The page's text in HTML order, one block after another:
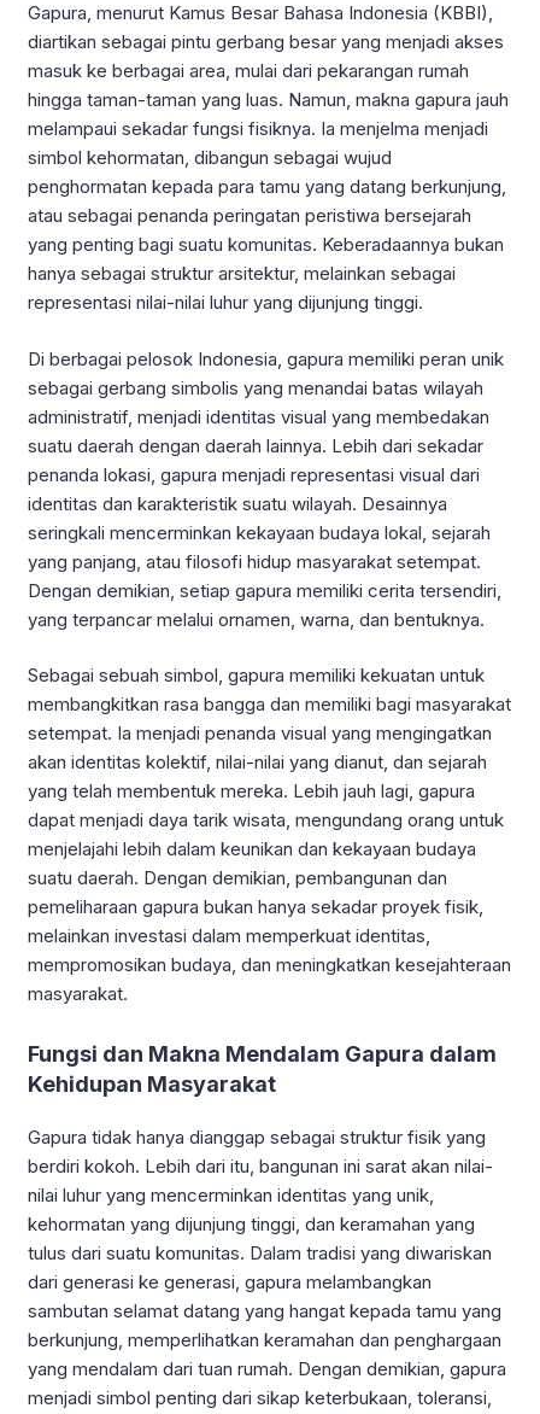
Gapura, menurut Kamus Besar Bahasa Indonesia (KBBI),
diartikan sebagai pintu gerbang besar yang menjadi akses
masuk ke berbagai area, mulai dari pekarangan rumah
hingga taman-taman yang luas. Namun, makna gapura jauh
melampaui sekadar fungsi fisiknya. Ia menjelma menjadi
simbol kehormatan, dibangun sebagai wujud
penghormatan kepada para tamu yang datang berkunjung,
atau sebagai penanda peringatan peristiwa bersejarah
yang penting bagi suatu komunitas. Keberadaannya bukan
hanya sebagai struktur arsitektur, melainkan sebagai
representasi nilai-nilai luhur yang dijunjung tinggi.
Di berbagai pelosok Indonesia, gapura memiliki peran unik
sebagai gerbang simbolis yang menandai batas wilayah
administratif, menjadi identitas visual yang membedakan
suatu daerah dengan daerah lainnya. Lebih dari sekadar
penanda lokasi, gapura menjadi representasi visual dari
identitas dan karakteristik suatu wilayah. Desainnya
seringkali mencerminkan kekayaan budaya lokal, sejarah
yang panjang, atau filosofi hidup masyarakat setempat.
Dengan demikian, setiap gapura memiliki cerita tersendiri,
yang terpancar melalui ornamen, warna, dan bentuknya.
Sebagai sebuah simbol, gapura memiliki kekuatan untuk
membangkitkan rasa bangga dan memiliki bagi masyarakat
setempat. Ia menjadi penanda visual yang mengingatkan
akan identitas kolektif, nilai-nilai yang dianut, dan sejarah
yang telah membentuk mereka. Lebih jauh lagi, gapura
dapat menjadi daya tarik wisata, mengundang orang untuk
menjelajahi lebih dalam keunikan dan kekayaan budaya
suatu daerah. Dengan demikian, pembangunan dan
pemeliharaan gapura bukan hanya sekadar proyek fisik,
melainkan investasi dalam memperkuat identitas,
mempromosikan budaya, dan meningkatkan kesejahteraan
masyarakat.
Fungsi dan Makna Mendalam Gapura dalam
Kehidupan Masyarakat
Gapura tidak hanya dianggap sebagai struktur fisik yang
berdiri kokoh. Lebih dari itu, bangunan ini sarat akan nilai-
nilai luhur yang mencerminkan identitas yang unik,
kehormatan yang dijunjung tinggi, dan keramahan yang
tulus dari suatu komunitas. Dalam tradisi yang diwariskan
dari generasi ke generasi, gapura melambangkan
sambutan selamat datang yang hangat kepada tamu yang
berkunjung, memperlihatkan keramahan dan penghargaan
yang mendalam dari tuan rumah. Dengan demikian, gapura
menjadi simbol penting dari sikap keterbukaan, toleransi,